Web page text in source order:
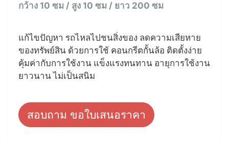
กว้าง 10 ซม / สูง 10 ซม / ยาว 200 ซม
แก้ไขปัญหา รถไหลไปชนสิ่งของ ลดความเสียหาย
ของทรัพย์สิน ด้วยการใช้ คอนกรีตกั้นล้อ ติดตั้งง่าย
คุ้มค่ากับการใช้งาน แข็งแรงทนทาน อายุการใช้งาน
ยาวนาน ไม่เป็นสนิม
สอบถาม ขอใบเสนอราคา